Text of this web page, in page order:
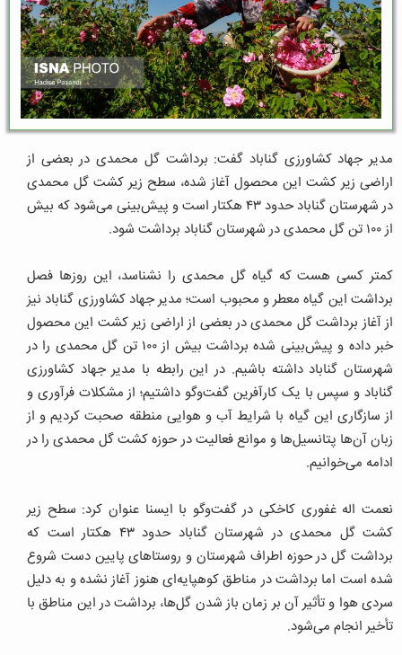
مدیر جهاد کشاورزی گناباد گفت: برداشت گل محمدی در بعضی از
اراضی زیر کشت این محصول آغاز شده، سطح زیر کشت گل محمدی
در شهرستان گناباد حدود ۴۳ هکتار است و پیش‌بینی می‌شود که بیش
از ۱۰۰ تن گل محمدی در شهرستان گناباد برداشت شود.
کمتر کسی هست که گیاه گل محمدی را نشناسد، این روزها فصل
برداشت این گیاه معطر و محبوب است؛ مدیر جهاد کشاورزی گناباد نیز
از آغاز برداشت گل محمدی در بعضی از اراضی زیر کشت این محصول
خبر داده و پیش‌بینی شده برداشت بیش از ۱۰۰ تن گل محمدی را در
شهرستان گناباد داشته باشیم. در این رابطه با مدیر جهاد کشاورزی
گناباد و سپس با یک کارآفرین گفت‌وگو داشتیم؛ از مشکلات فرآوری و
از سازگاری این گیاه با شرایط آب و هوایی منطقه صحبت کردیم و از
زبان آن‌ها پتانسیل‌ها و موانع فعالیت در حوزه کشت گل محمدی را در
ادامه می‌خوانیم.
نعمت‌ اله غفوری کاخکی در گفت‌وگو با ایسنا عنوان کرد: سطح زیر
کشت گل محمدی در شهرستان گناباد حدود ۴۳ هکتار است که
برداشت گل در حوزه‌ اطراف شهرستان و روستاهای پایین دست شروع
شده است اما برداشت در مناطق کوهپایه‌ای هنوز آغاز نشده و به دلیل
سردی هوا و تأثیر آن بر زمان باز شدن گل‌ها، برداشت در این مناطق با
تأخیر انجام می‌شود.